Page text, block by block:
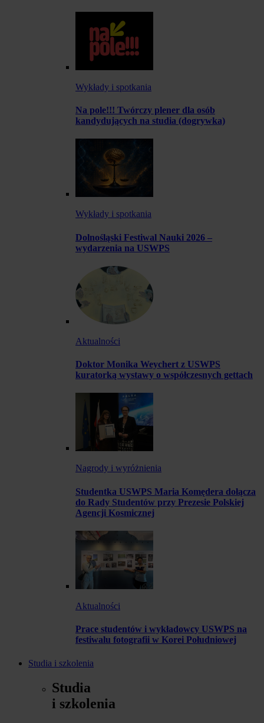
Wykłady i spotkania
Na pole!!! Twórczy plener dla osób
kandydujących na studia (dogrywka)
Wykłady i spotkania
Dolnośląski Festiwal Nauki 2026 –
wydarzenia na USWPS
Aktualności
Doktor Monika Weychert z USWPS
kuratorką wystawy o współczesnych gettach
Nagrody i wyróżnienia
Studentka USWPS Maria Komędera dołącza
do Rady Studentów przy Prezesie Polskiej
Agencji Kosmicznej
Aktualności
Prace studentów i wykładowcy USWPS na
festiwalu fotografii w Korei Południowej
Studia i szkolenia
Studia
i szkolenia